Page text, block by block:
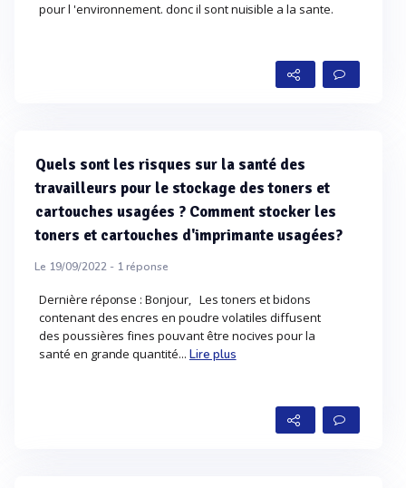
pour l 'environnement. donc il sont nuisible a la sante.
Quels sont les risques sur la santé des
travailleurs pour le stockage des toners et
cartouches usagées ? Comment stocker les
toners et cartouches d'imprimante usagées?
Le 19/09/2022 - 1réponse
Dernière réponse : Bonjour, Les toners et bidons
contenant des encres en poudre volatiles diffusent
des poussières fines pouvant être nocives pour la
santé en grande quantité... Lire plus